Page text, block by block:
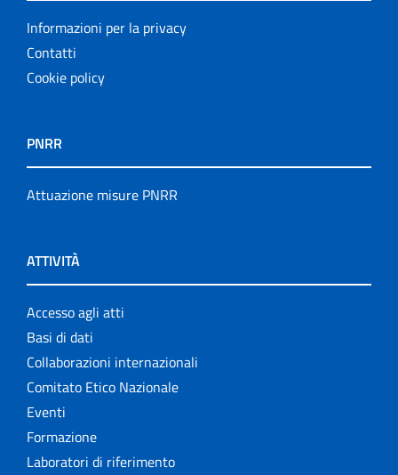
Informazioni per la privacy
Contatti
Cookie policy
PNRR
Attuazione misure PNRR
ATTIVITÀ
Accesso agli atti
Basi di dati
Collaborazioni internazionali
Comitato Etico Nazionale
Eventi
Formazione
Laboratori di riferimento